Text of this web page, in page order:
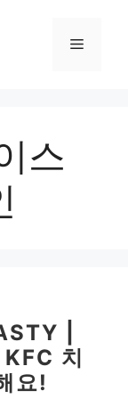
메
스
|
치
요!